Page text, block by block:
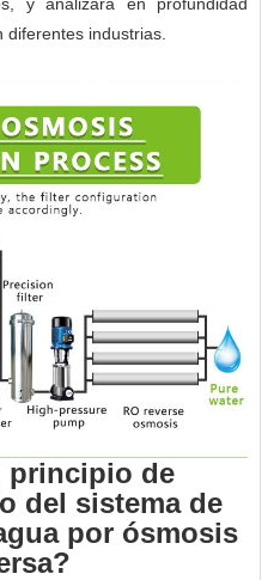
industrias.
principio de
del sistema de
por ósmosis